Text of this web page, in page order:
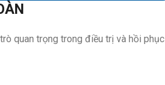
quan trọng trong điều trị và hồi phục